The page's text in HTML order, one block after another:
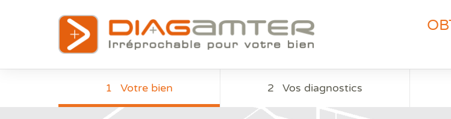
1 Votre bien 2 Vos diagnostics